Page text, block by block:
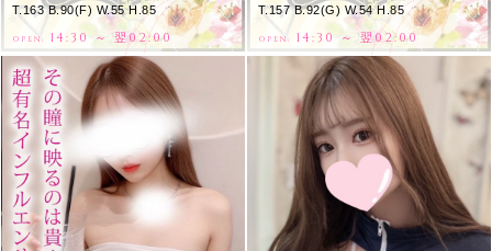
T.163 B.90(F) W.55 H.85
OPEN. 14:30 ～ 翌02:00
T.157 B.92(G) W.54 H.85
OPEN. 14:30 ～ 翌02:00